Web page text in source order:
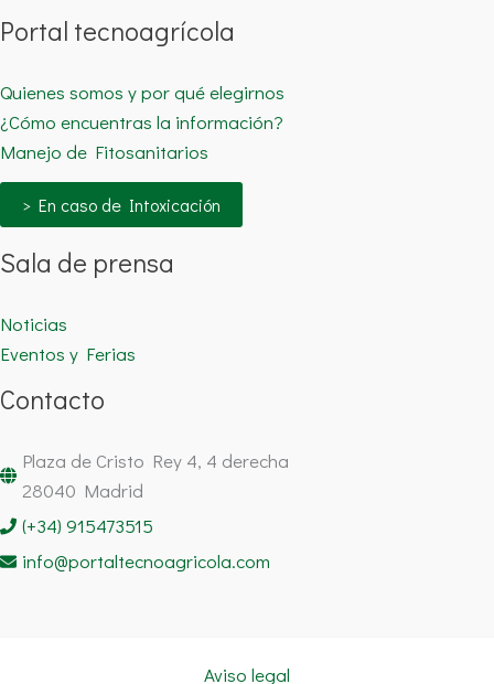
Portal tecnoagrícola
Quienes somos y por qué elegirnos
¿Cómo encuentras la información?
Manejo de Fitosanitarios
> En caso de Intoxicación
Sala de prensa
Noticias
Eventos y Ferias
Contacto
Plaza de Cristo Rey 4, 4 derecha
28040 Madrid
(+34) 915473515
info@portaltecnoagricola.com
Aviso legal